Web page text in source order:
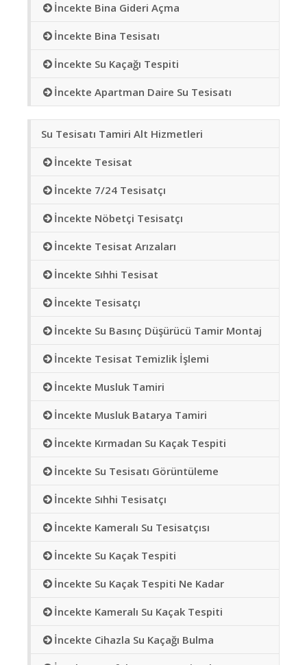
İncekte Bina Gideri Açma
İncekte Bina Tesisatı
İncekte Su Kaçağı Tespiti
İncekte Apartman Daire Su Tesisatı
Su Tesisatı Tamiri Alt Hizmetleri
İncekte Tesisat
İncekte 7/24 Tesisatçı
İncekte Nöbetçi Tesisatçı
İncekte Tesisat Arızaları
İncekte Sıhhi Tesisat
İncekte Tesisatçı
İncekte Su Basınç Düşürücü Tamir Montaj
İncekte Tesisat Temizlik İşlemi
İncekte Musluk Tamiri
İncekte Musluk Batarya Tamiri
İncekte Kırmadan Su Kaçak Tespiti
İncekte Su Tesisatı Görüntüleme
İncekte Sıhhi Tesisatçı
İncekte Kameralı Su Tesisatçısı
İncekte Su Kaçak Tespiti
İncekte Su Kaçak Tespiti Ne Kadar
İncekte Kameralı Su Kaçak Tespiti
İncekte Cihazla Su Kaçağı Bulma